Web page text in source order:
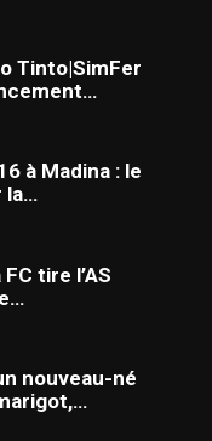
Tinto|SimFer
à Madina : le
la…
tire l’AS
nouveau-né